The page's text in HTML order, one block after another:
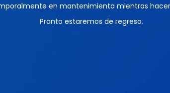
en mantenimiento mientras
Pronto estaremos de regreso.